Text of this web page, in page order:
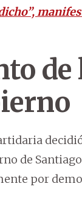
de
de
por